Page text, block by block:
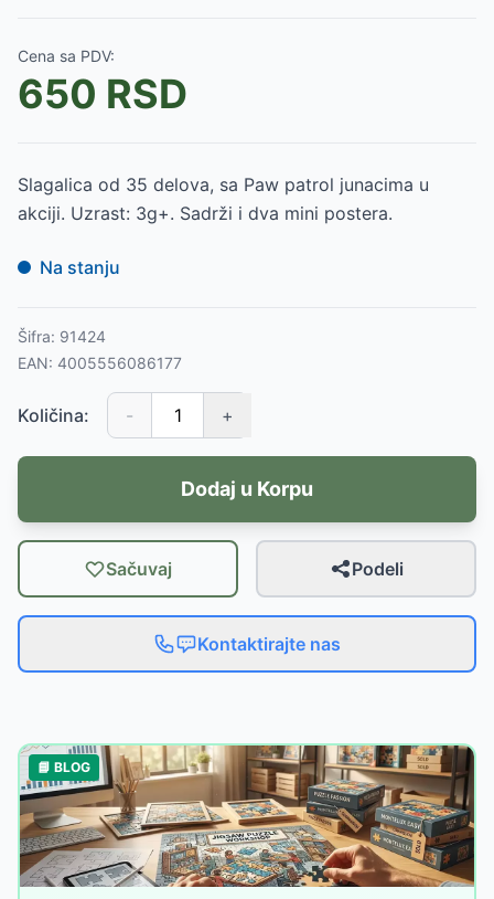
Cena sa PDV:
650 RSD
Slagalica od 35 delova, sa Paw patrol junacima u
akciji. Uzrast: 3g+. Sadrži i dva mini postera.
Na stanju
Šifra: 91424
EAN: 4005556086177
Količina: - +
Dodaj u Korpu
Sačuvaj Podeli
Kontaktirajte nas
📘 BLOG